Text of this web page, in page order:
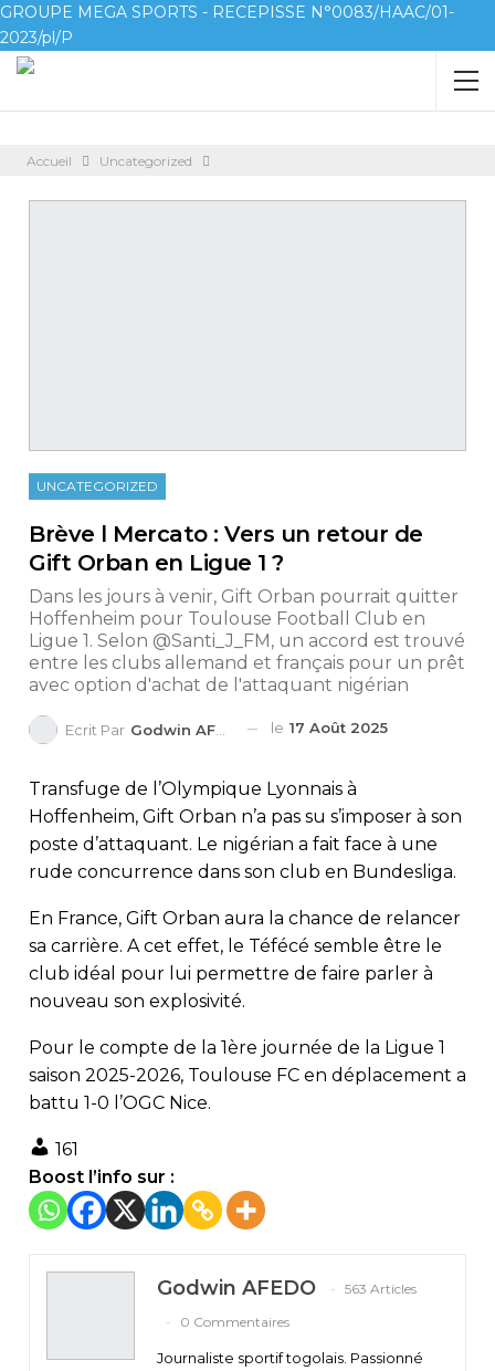
GROUPE MEGA SPORTS - RECEPISSE N°0083/HAAC/01-
2023/pl/P
Accueil Uncategorized
UNCATEGORIZED
Brève l Mercato : Vers un retour de
Gift Orban en Ligue 1 ?
Dans les jours à venir, Gift Orban pourrait quitter
Hoffenheim pour Toulouse Football Club en
Ligue 1. Selon @Santi_J_FM, un accord est trouvé
entre les clubs allemand et français pour un prêt
avec option d'achat de l'attaquant nigérian
Ecrit Par Godwin AFEDO le 17 Août 2025
Transfuge de l’Olympique Lyonnais à
Hoffenheim, Gift Orban n’a pas su s’imposer à son
poste d’attaquant. Le nigérian a fait face à une
rude concurrence dans son club en Bundesliga.
En France, Gift Orban aura la chance de relancer
sa carrière. A cet effet, le Téfécé semble être le
club idéal pour lui permettre de faire parler à
nouveau son explosivité.
Pour le compte de la 1ère journée de la Ligue 1
saison 2025-2026, Toulouse FC en déplacement a
battu 1-0 l’OGC Nice.
161
Boost l’info sur :
Godwin AFEDO
563 Articles
0 Commentaires
Journaliste sportif togolais. Passionné